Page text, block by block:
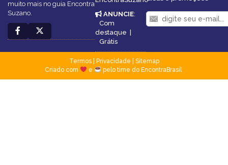
muito mais no guia Encontra
Suzano.
ANUNCIE:
Com
destaque |
Grátis
Termos| Privacidade
Sitemap
Criado com
e pelo time do EncontraBrasil